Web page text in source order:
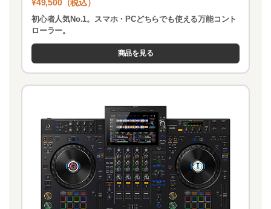
¥49,500（税込）
初心者人気No.1。スマホ・PCどちらでも使える万能コント
ローラー。
商品を見る